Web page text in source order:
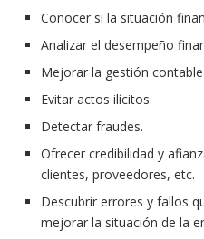
Conocer si la situación
Analizar el desempeño
Mejorar la gestión
Evitar actos ilícitos.
Detectar fraudes.
Ofrecer credibilidad y
clientes, proveedores, etc.
Descubrir errores y fallos
mejorar la situación de la